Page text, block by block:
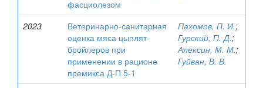
фасциолезом
2023
Ветеринарно-санитарная
оценка мяса цыплят-
бройлеров при
применении в рационе
премикса Д-П 5-1
Пахомов, П. И.;
Гурский, П. Д.;
Алексин, М. М.;
Гуйван, В. В.